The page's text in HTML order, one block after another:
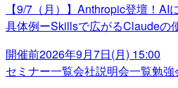
【9/7（月）】Anthropic登壇！
具体例ーSkillsで広がるClaudeの
開催前2026年9月7日(月) 15:00
セミナー一覧会社説明会一覧勉強